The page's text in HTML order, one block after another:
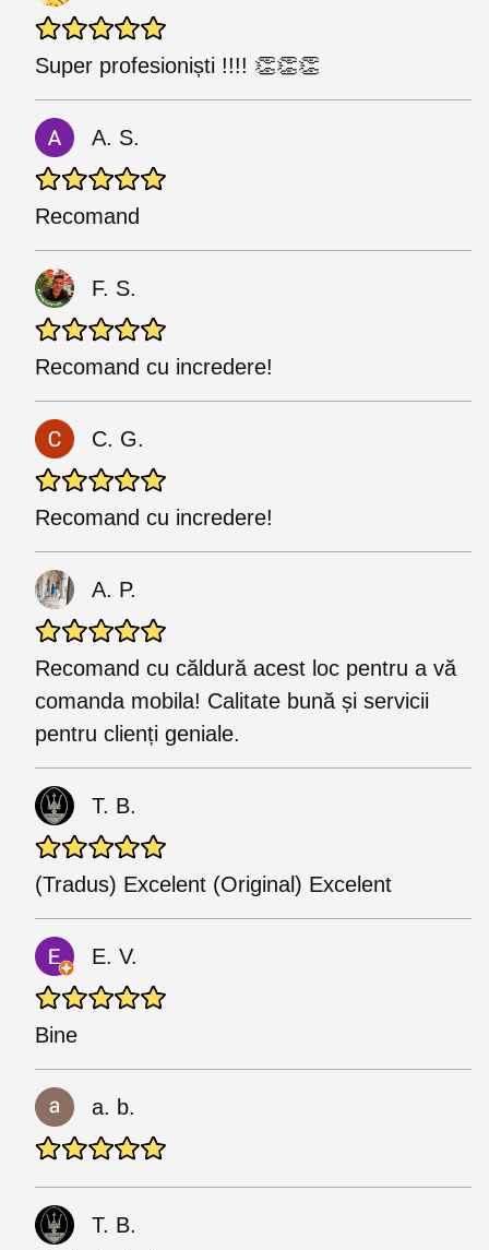
Super profesioniști !!!! 👏👏👏
A. S.
Recomand
F. S.
Recomand cu incredere!
C. G.
Recomand cu incredere!
A. P.
Recomand cu căldură acest loc pentru a vă
comanda mobila! Calitate bună și servicii
pentru clienți geniale.
T. B.
(Tradus) Excelent (Original) Excelent
E. V.
Bine
a. b.
T. B.